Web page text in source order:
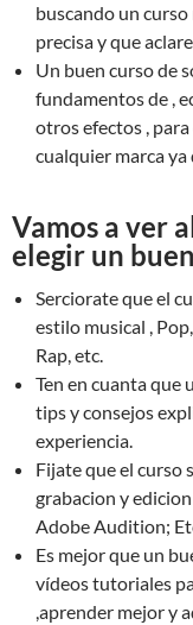
buscando un
precisa y que
Un buen curso de
fundamentos de ,
otros efectos ,
cualquier marca
Vamos a ver
elegir un
Serciorate que el
estilo musical ,
Rap, etc.
Ten en cuanta que
tips y consejos
experiencia.
Fijate que el curso
grabacion y
Adobe Audition;
Es mejor que un
vídeos tutoriales
,aprender mejor y